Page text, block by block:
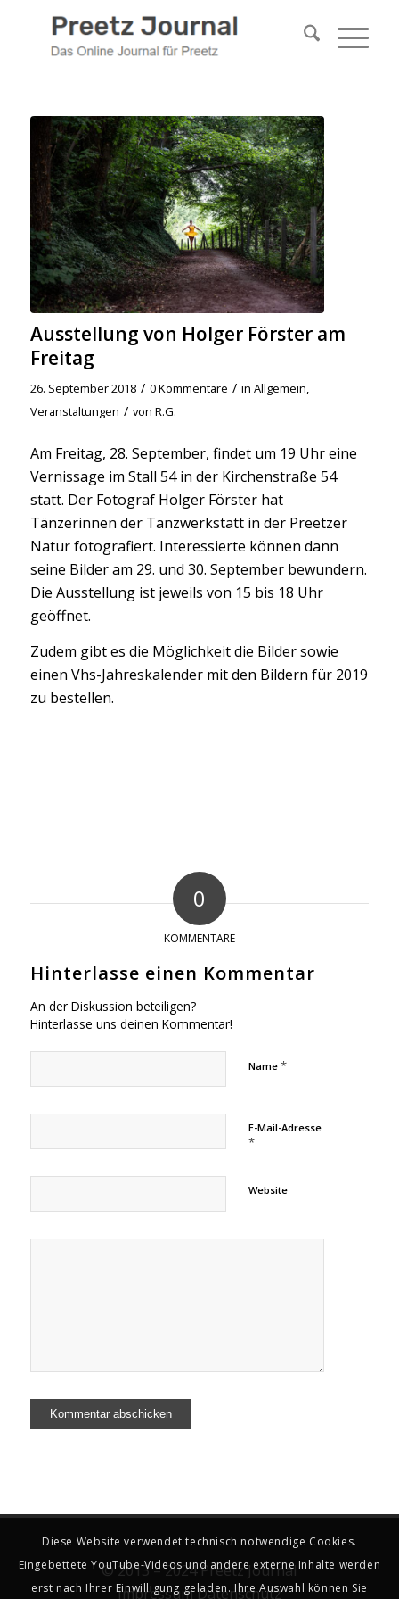
Ausstellung von Holger Förster am
Freitag
26. September 2018 / 0 Kommentare / in Allgemein
Veranstaltungen / von R.G.
Am Freitag, 28. September, findet um 19 Uhr eine
Vernissage im Stall 54 in der Kirchenstraße 54
statt. Der Fotograf Holger Förster hat
Tänzerinnen der Tanzwerkstatt in der Preetzer
Natur fotografiert. Interessierte können dann
seine Bilder am 29. und 30. September bewundern.
Die Ausstellung ist jeweils von 15 bis 18 Uhr
geöffnet.
Zudem gibt es die Möglichkeit die Bilder sowie
einen Vhs-Jahreskalender mit den Bildern für 2019
zu bestellen.
0
KOMMENTARE
Hinterlasse einen Kommentar
An der Diskussion beteiligen?
Hinterlasse uns deinen Kommentar!
Name *
E-Mail-Adresse
*
Website
© 2013 – 2024 Preetz Journal
Impressum Datenschutz
Diese Website verwendet technisch notwendige Cookies.
Eingebettete YouTube-Videos und andere externe Inhalte werden
erst nach Ihrer Einwilligung geladen. Ihre Auswahl können Sie